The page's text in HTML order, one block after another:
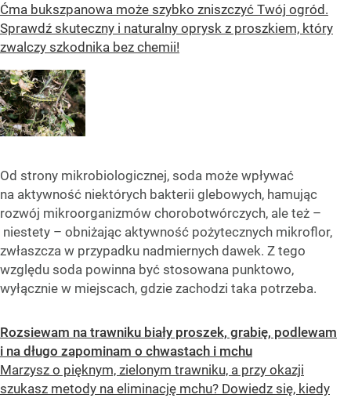
Ćma bukszpanowa może szybko zniszczyć Twój ogród.
Sprawdź skuteczny i naturalny oprysk z proszkiem, który
zwalczy szkodnika bez chemii!
Od strony mikrobiologicznej, soda może wpływać
na aktywność niektórych bakterii glebowych, hamując
rozwój mikroorganizmów chorobotwórczych, ale też –
niestety – obniżając aktywność pożytecznych mikroflor,
zwłaszcza w przypadku nadmiernych dawek. Z tego
względu soda powinna być stosowana punktowo,
wyłącznie w miejscach, gdzie zachodzi taka potrzeba.
Rozsiewam na trawniku biały proszek, grabię, podlewam
i na długo zapominam o chwastach i mchu
Marzysz o pięknym, zielonym trawniku, a przy okazji
szukasz metody na eliminację mchu? Dowiedz się, kiedy